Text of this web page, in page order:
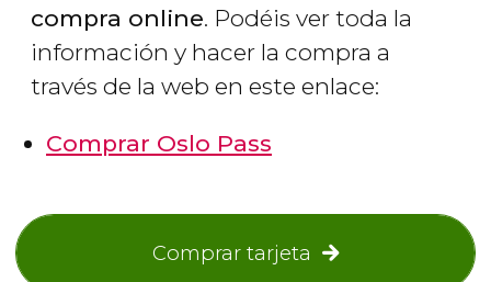
compra online. Podéis ver toda la
información y hacer la compra a
través de la web en este enlace:
Comprar Oslo Pass
Comprar tarjeta